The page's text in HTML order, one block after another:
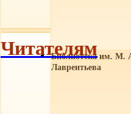
Библиотека им. М.
Лаврентьева
Читателям